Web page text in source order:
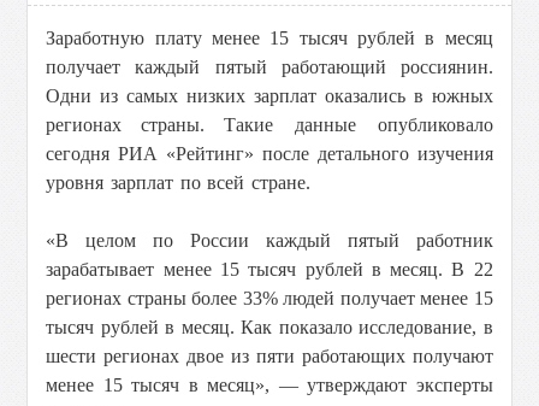
Заработную плату менее 15 тысяч рублей в месяц
получает каждый пятый работающий россиянин.
Одни из самых низких зарплат оказались в южных
регионах страны.Такие данные опубликовало
сегодня РИА «Рейтинг» после детального изучения
уровня зарплат по всей стране.
«В целом по России каждый пятый работник
зарабатывает менее 15 тысяч рублей в месяц. В 22
регионах страны более 33% людей получает менее 15
тысяч рублей в месяц. Как показало исследование, в
шести регионах двое из пяти работающих получают
менее 15 тысяч в месяц», — утверждают эксперты